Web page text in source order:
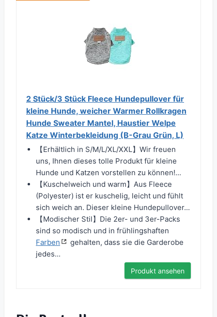
2 Stück/3 Stück Fleece Hundepullover für
kleine Hunde, weicher Warmer Rollkragen
Hunde Sweater Mantel, Haustier Welpe
Katze Winterbekleidung (B-Grau Grün, L)
【Erhältlich in S/M/L/XL/XXL】Wir freuen
uns, Ihnen dieses tolle Produkt für kleine
Hunde und Katzen vorstellen zu können!...
【Kuschelweich und warm】Aus Fleece
(Polyester) ist er kuschelig, leicht und fühlt
sich weich an. Dieser kleine Hundepullover...
【Modischer Stil】Die 2er- und 3er-Packs
sind so modisch und in frühlingshaften
Farben
gehalten, dass sie die Garderobe
jedes...
Produkt ansehen